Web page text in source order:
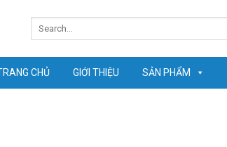
CHỦ GIỚI THIỆU SẢN PHẨM